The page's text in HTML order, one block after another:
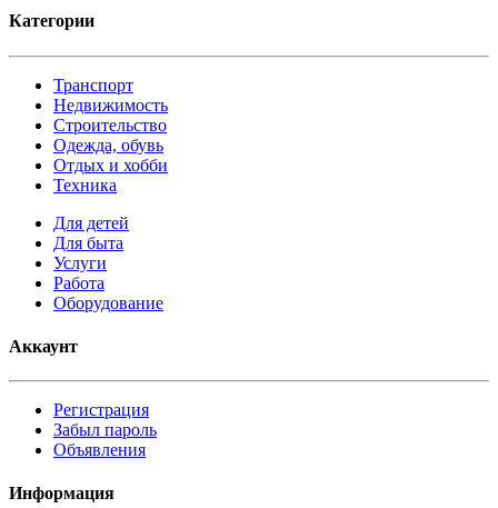
Категории
Транспорт
Недвижимость
Строительство
Одежда, обувь
Отдых и хобби
Техника
Для детей
Для быта
Услуги
Работа
Оборудование
Аккаунт
Регистрация
Забыл пароль
Объявления
Информация